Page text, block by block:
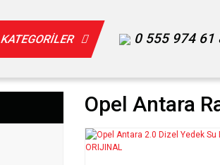
KATEGORİLER 0 555 974 61
Opel Antara